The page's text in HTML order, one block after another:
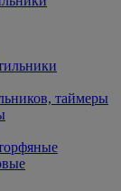
таймеры